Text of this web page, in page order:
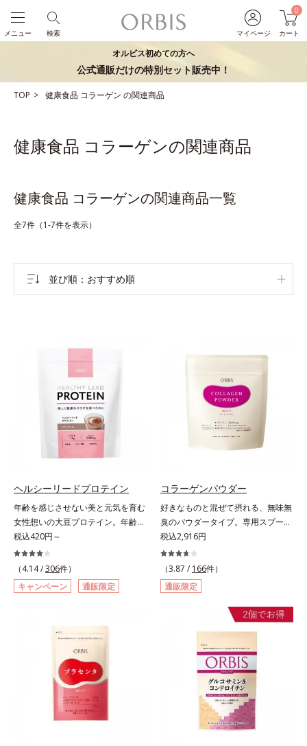
マイページ
0
カート
検索
メニュー
オルビス初めての方へ
公式通販だけの特別セット販売中！
TOP 健康食品 コラーゲン の関連商品
健康食品 コラーゲンの関連商品
健康食品 コラーゲンの関連商品一覧
全7件（1-7件を表示）
並び順 おすすめ順
ヘルシーリードプロテイン
年齢を感じさせない美と元気を育む
女性想いの大豆プロテイン。年齢を
感じさせない美と元気を育む、女性
想いの大豆プロテインです。1杯で
不足しがちなたんぱく質を補えま
す。大人女性の食習慣に基づき質と
量を考え、更年世代の女性に人気の
採用しました。吸収が穏やかで、腹
持ちがいいのもポイントです。体を
作る材料であるたんぱく質12g(*1)
をメインに、美を引き出すコラーゲ
ン5,000mgも配合。さらにリズムを
支える鉄分やビタミン6種(*2)、食
物繊維など、女性が不足しがちな栄
税込420円～
（4.14 /306件）
キャンペーン
通販限定
コラーゲンパウダー
好きなものと混ぜて摂れる、無味無
臭のパウダータイプ。専用スプーン
1杯で、ハリと弾力のある毎日に欠
かせない「コラーゲン」5,000㎎を
手軽に摂れる美容パウダーです。無
味無臭で飲み物や料理に影響がな
く、冷たい飲み物にも簡単に溶ける
ので、毎日簡単にキレイを補給でき
税込2,916円
（3.87 / 166件）
通販限定